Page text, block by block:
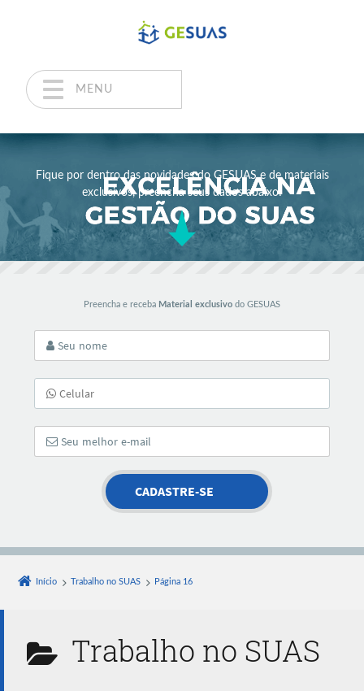
MENU
Fique por dentro das novidades do GESUAS e de materiais
exclusivos, preencha seus dados abaixo!
Preencha e receba Material exclusivo do GESUAS
Início Trabalho no SUAS Página 16
Trabalho no SUAS